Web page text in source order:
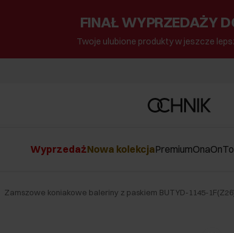
FINAŁ WYPRZEDAŻY
Twoje ulubione produkty w jeszcze
WyprzedażNowa kolekcjaPremiumOnaOn
Zamszowe koniakowe baleriny z paskiem BUTYD-1145-